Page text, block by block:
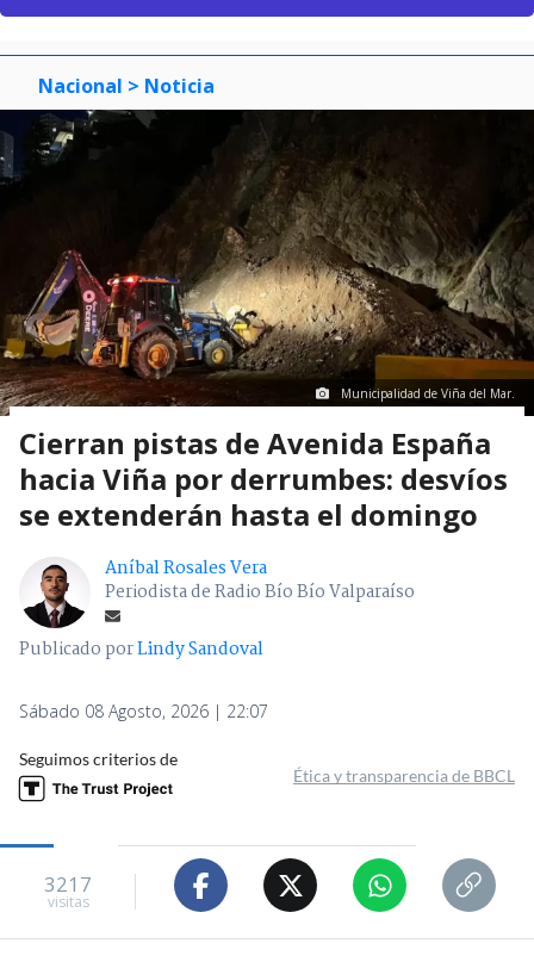
Nacional > Noticia
Municipalidad de Viña del Mar.
Cierran pistas de Avenida España
hacia Viña por derrumbes: desvíos
se extenderán hasta el domingo
Aníbal Rosales Vera
Periodista de Radio Bío Bío Valparaíso
Publicado porLindy Sandoval
Sábado 08 Agosto, 2026 | 22:07
Seguimos criterios de
Ética y transparencia de BBCL
3217
visitas